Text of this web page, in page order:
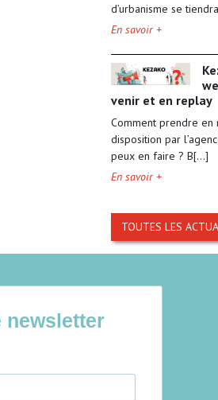
d’urbanisme se
En savoir +
venir et en replay
Comment prendre
disposition par
peux en faire ? B[...]
En savoir +
TOUTES LES